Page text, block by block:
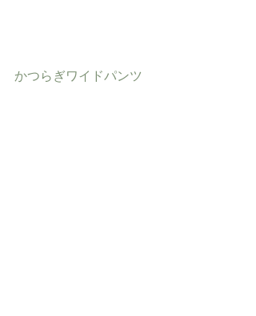
かつらぎワイドパンツ